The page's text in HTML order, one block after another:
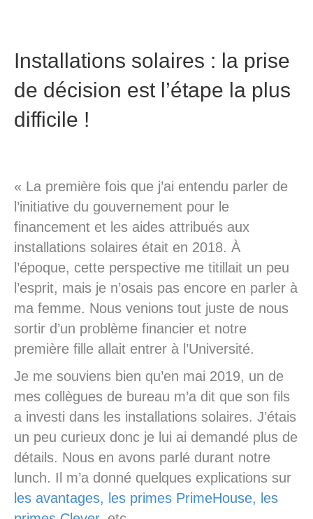
Installations solaires : la prise
de décision est l’étape la plus
difficile !
« La première fois que j’ai entendu parler de
l’initiative du gouvernement pour le
financement et les aides attribués aux
installations solaires était en 2018. À
l’époque, cette perspective me titillait un peu
l’esprit, mais je n’osais pas encore en parler à
ma femme. Nous venions tout juste de nous
sortir d’un problème financier et notre
première fille allait entrer à l’Université.
Je me souviens bien qu’en mai 2019, un de
mes collègues de bureau m’a dit que son fils
a investi dans les installations solaires. J’étais
un peu curieux donc je lui ai demandé plus de
détails. Nous en avons parlé durant notre
lunch. Il m’a donné quelques explications sur
les avantages, les primes PrimeHouse, les